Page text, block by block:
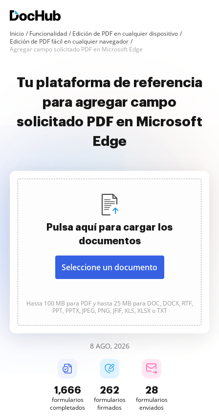
Inicio Funcionalidad
Edición de PDF en cualquier dispositivo
Edición de PDF fácil en cualquier navegador
Agregar campo solicitado PDF en Microsoft Edge
Tu plataforma de referencia
para agregar campo
solicitado PDF en Microsoft
Edge
Pulsa aquí para cargar los
documentos
Seleccione un documento
Hasta 100 MB para PDF y hasta 25 MB para DOC, DOCX, RTF,
PPT, PPTX, JPEG, PNG, JFIF, XLS, XLSX o TXT
8 AGO, 2026
1,666
formularios
completados
262
formularios
firmados
28
formularios
enviados